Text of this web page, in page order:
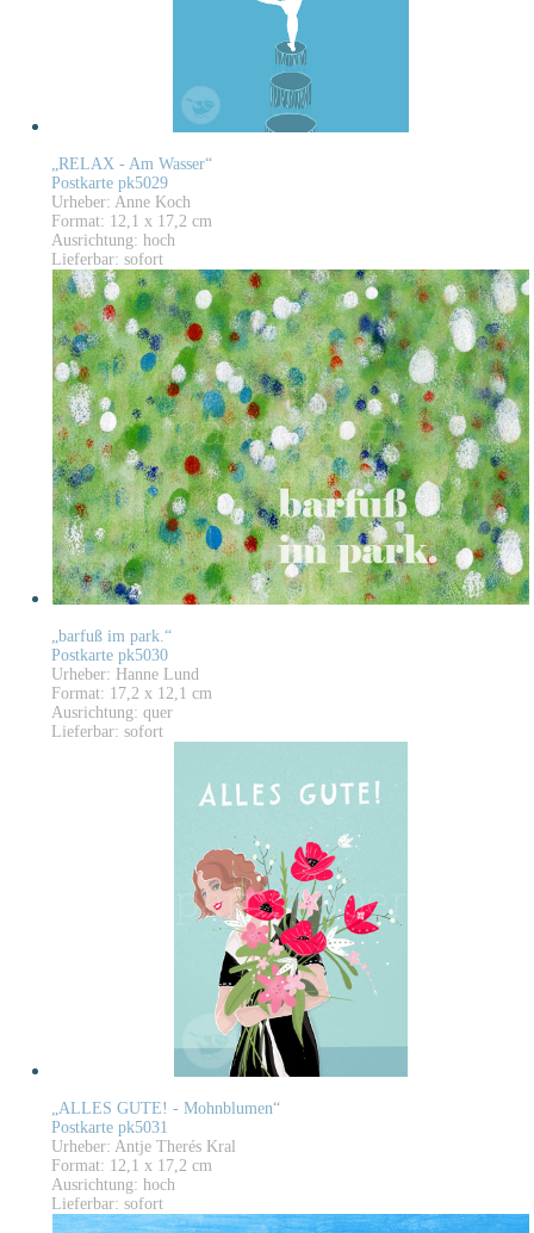
„RELAX - Am Wasser“
Postkarte pk5029
Urheber: Anne Koch
Format: 12,1 x 17,2 cm
Ausrichtung: hoch
Lieferbar: sofort
„barfuß im park.“
Postkarte pk5030
Urheber: Hanne Lund
Format: 17,2 x 12,1 cm
Ausrichtung: quer
Lieferbar: sofort
„ALLES GUTE! - Mohnblumen“
Postkarte pk5031
Urheber: Antje Therés Kral
Format: 12,1 x 17,2 cm
Ausrichtung: hoch
Lieferbar: sofort